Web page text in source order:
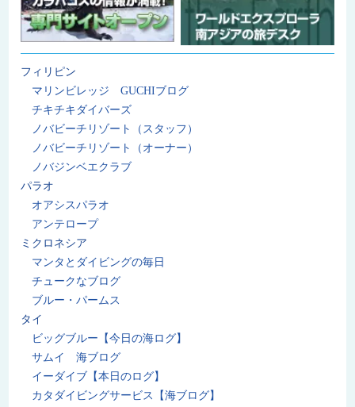
フィリピン
マリンビレッジ GUCHIブログ
チキチキダイバーズ
ノバビーチリゾート（スタッフ）
ノバビーチリゾート（オーナー）
ノバジンベエクラブ
パラオ
オアシスパラオ
アンテロープ
ミクロネシア
マンタとダイビングの毎日
チュークなブログ
ブルー・パームス
タイ
ビッグブルー【今日の海ログ】
サムイ 海ブログ
イーダイブ【本日のログ】
カタダイビングサービス【海ブログ】